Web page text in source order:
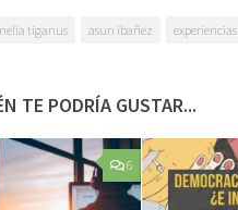
tiganus asun ibañez experiencias
TE PODRÍA GUSTAR...
6